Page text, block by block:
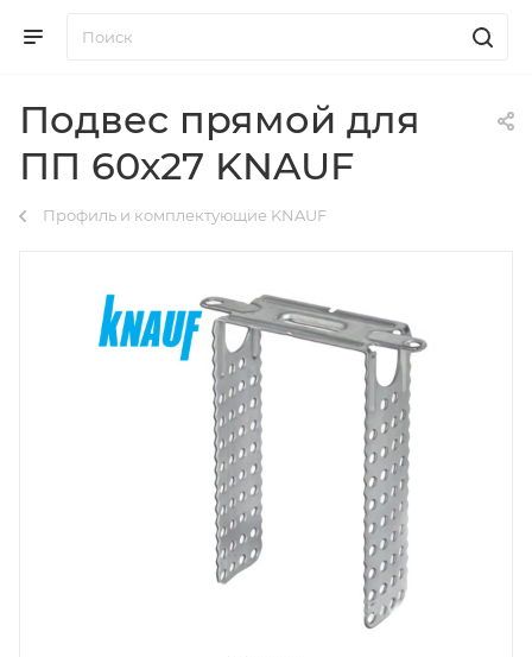
Подвес прямой для
ПП 60х27 KNAUF
Профиль и комплектующие KNAUF